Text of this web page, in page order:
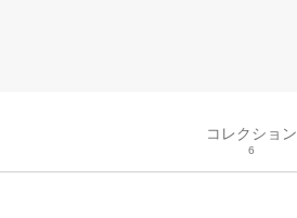
コレクション
6